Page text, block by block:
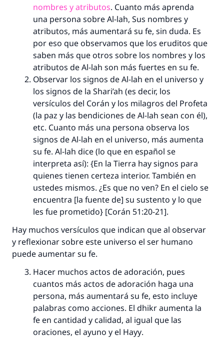
nombres y atributos. Cuanto más aprenda
una persona sobre Al-lah, Sus nombres y
atributos, más aumentará su fe, sin duda. Es
por eso que observamos que los eruditos que
saben más que otros sobre los nombres y los
atributos de Al-lah son más fuertes en su fe.
Observar los signos de Al-lah en el universo y
los signos de la Shari’ah (es decir, los
versículos del Corán y los milagros del Profeta
(la paz y las bendiciones de Al-lah sean con él),
etc. Cuanto más una persona observa los
signos de Al-lah en el universo, más aumenta
su fe. Al-lah dice (lo que en español se
interpreta así): {En la Tierra hay signos para
quienes tienen certeza interior. También en
ustedes mismos. ¿Es que no ven? En el cielo se
encuentra [la fuente de] su sustento y lo que
les fue prometido} [Corán 51:20-21].
Hay muchos versículos que indican que al observar
y reflexionar sobre este universo el ser humano
puede aumentar su fe.
Hacer muchos actos de adoración, pues
cuantos más actos de adoración haga una
persona, más aumentará su fe, esto incluye
palabras como acciones. El dhikraumenta la
fe en cantidad y calidad, al igual que las
oraciones, el ayuno y el Hayy.
La respuesta no. 110845 salvó un
matrimonio.
Desde la Q hasta la A, su contribución ayuda a
IslamQA.